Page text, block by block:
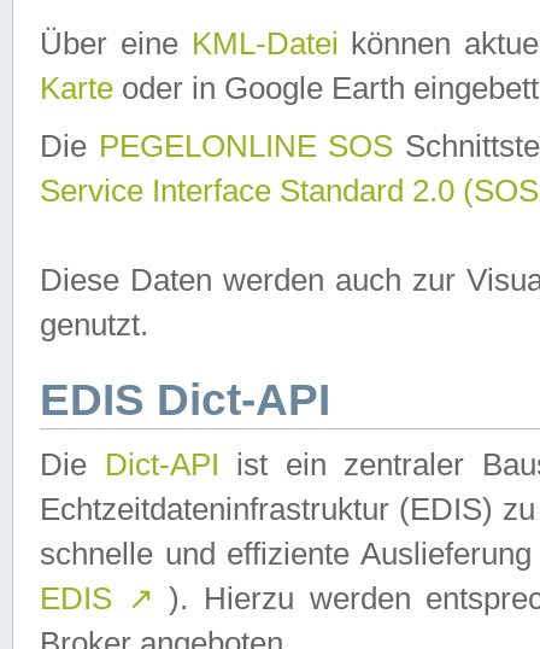
Über eine KML-Datei können
Karte oder in Google Earth
Die PEGELONLINE SOS
Service Interface Standard 2.0
Diese Daten werden auch zur
genutzt.
EDIS Dict-API
Die Dict-API ist ein zentraler
Echtzeitdateninfrastruktur (EDIS)
schnelle und effiziente
EDIS ↗ ). Hierzu werden